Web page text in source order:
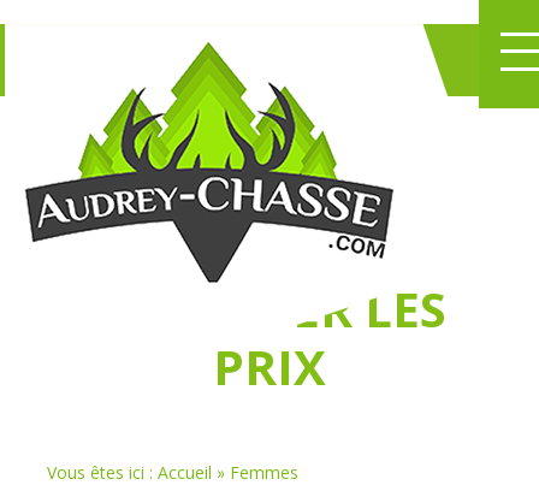
NE PERDEZ PLUS
DE TEMPS
CHASSER LES
PRIX
Vous êtes ici : Accueil » Femmes